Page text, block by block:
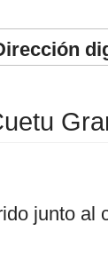
junto al